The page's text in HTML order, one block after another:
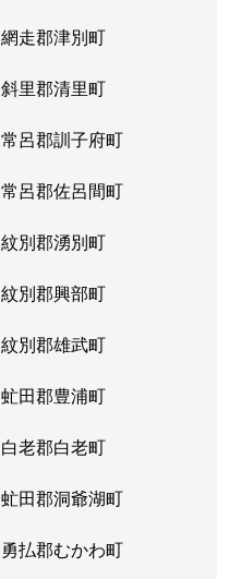
網走郡津別町
斜里郡清里町
常呂郡訓子府町
常呂郡佐呂間町
紋別郡湧別町
紋別郡興部町
紋別郡雄武町
虻田郡豊浦町
白老郡白老町
虻田郡洞爺湖町
勇払郡むかわ町